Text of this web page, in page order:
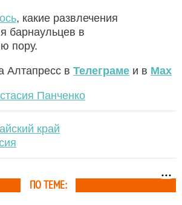
, какие развлечения
барнаульцев в
пору.
Алтапресс в Телеграме и в Max
Панченко
край
ПО ТЕМЕ: